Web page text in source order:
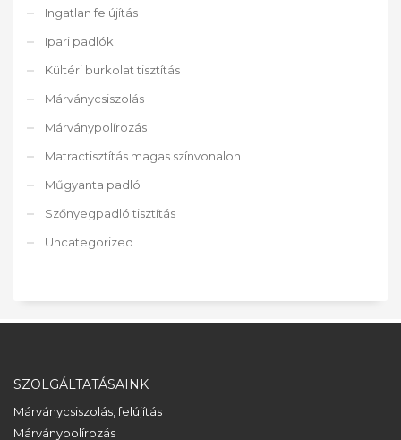
Ingatlan felújítás
Ipari padlók
Kültéri burkolat tisztítás
Márványcsiszolás
Márványpolírozás
Matractisztítás magas színvonalon
Műgyanta padló
Szőnyegpadló tisztítás
Uncategorized
SZOLGÁLTATÁSAINK
Márványcsiszolás, felújítás
Márványpolírozás